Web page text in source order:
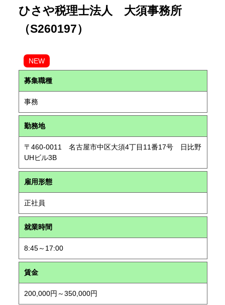
ひさや税理士法人 大須事務所
（S260197）
NEW
募集職種
事務
勤務地
〒460-0011 名古屋市中区大須4丁目11番17号 日比野
UHビル3B
雇用形態
正社員
就業時間
8:45～17:00
賃金
200,000円～350,000円